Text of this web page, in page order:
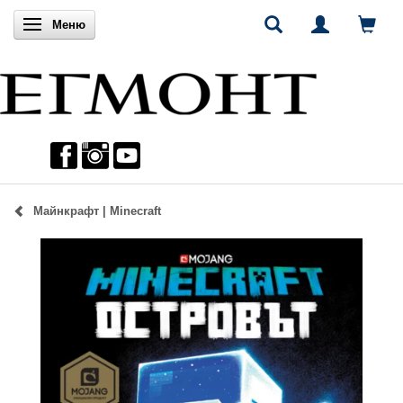
Включи навигацията
Меню
Майнкрафт | Minecraft